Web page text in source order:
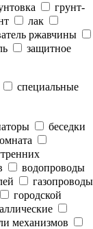
грунт-
лак
ржавчины
защитное
специальные
беседки
водопроводы
газопроводы
городской
механизмов